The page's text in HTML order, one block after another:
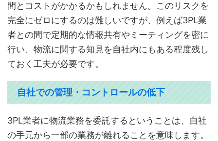
間とコストがかかるかもしれません。このリスクを
完全にゼロにするのは難しいですが、例えば3PL業
者との間で定期的な情報共有やミーティングを密に
行い、物流に関する知見を自社内にもある程度残し
ておく工夫が必要です。
自社での管理・コントロールの低下
3PL業者に物流業務を委託するということは、自社
の手元から一部の業務が離れることを意味します。